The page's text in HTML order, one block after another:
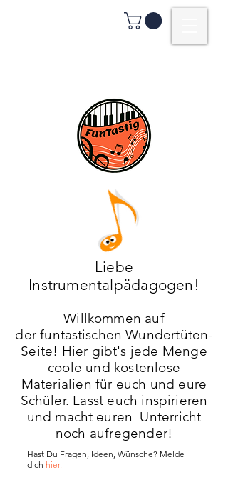
Liebe
Instrumentalpädagogen!
Willkommen auf
derfuntastischen Wundertüten-
Seite! Hier gibt's jede Menge
coole und kostenlose
Materialien für euch und eure
Schüler. Lasst euch inspirieren
und macht euren Unterricht
noch aufregender!
Hast Du Fragen, Ideen, Wünsche? Melde
dich hier.